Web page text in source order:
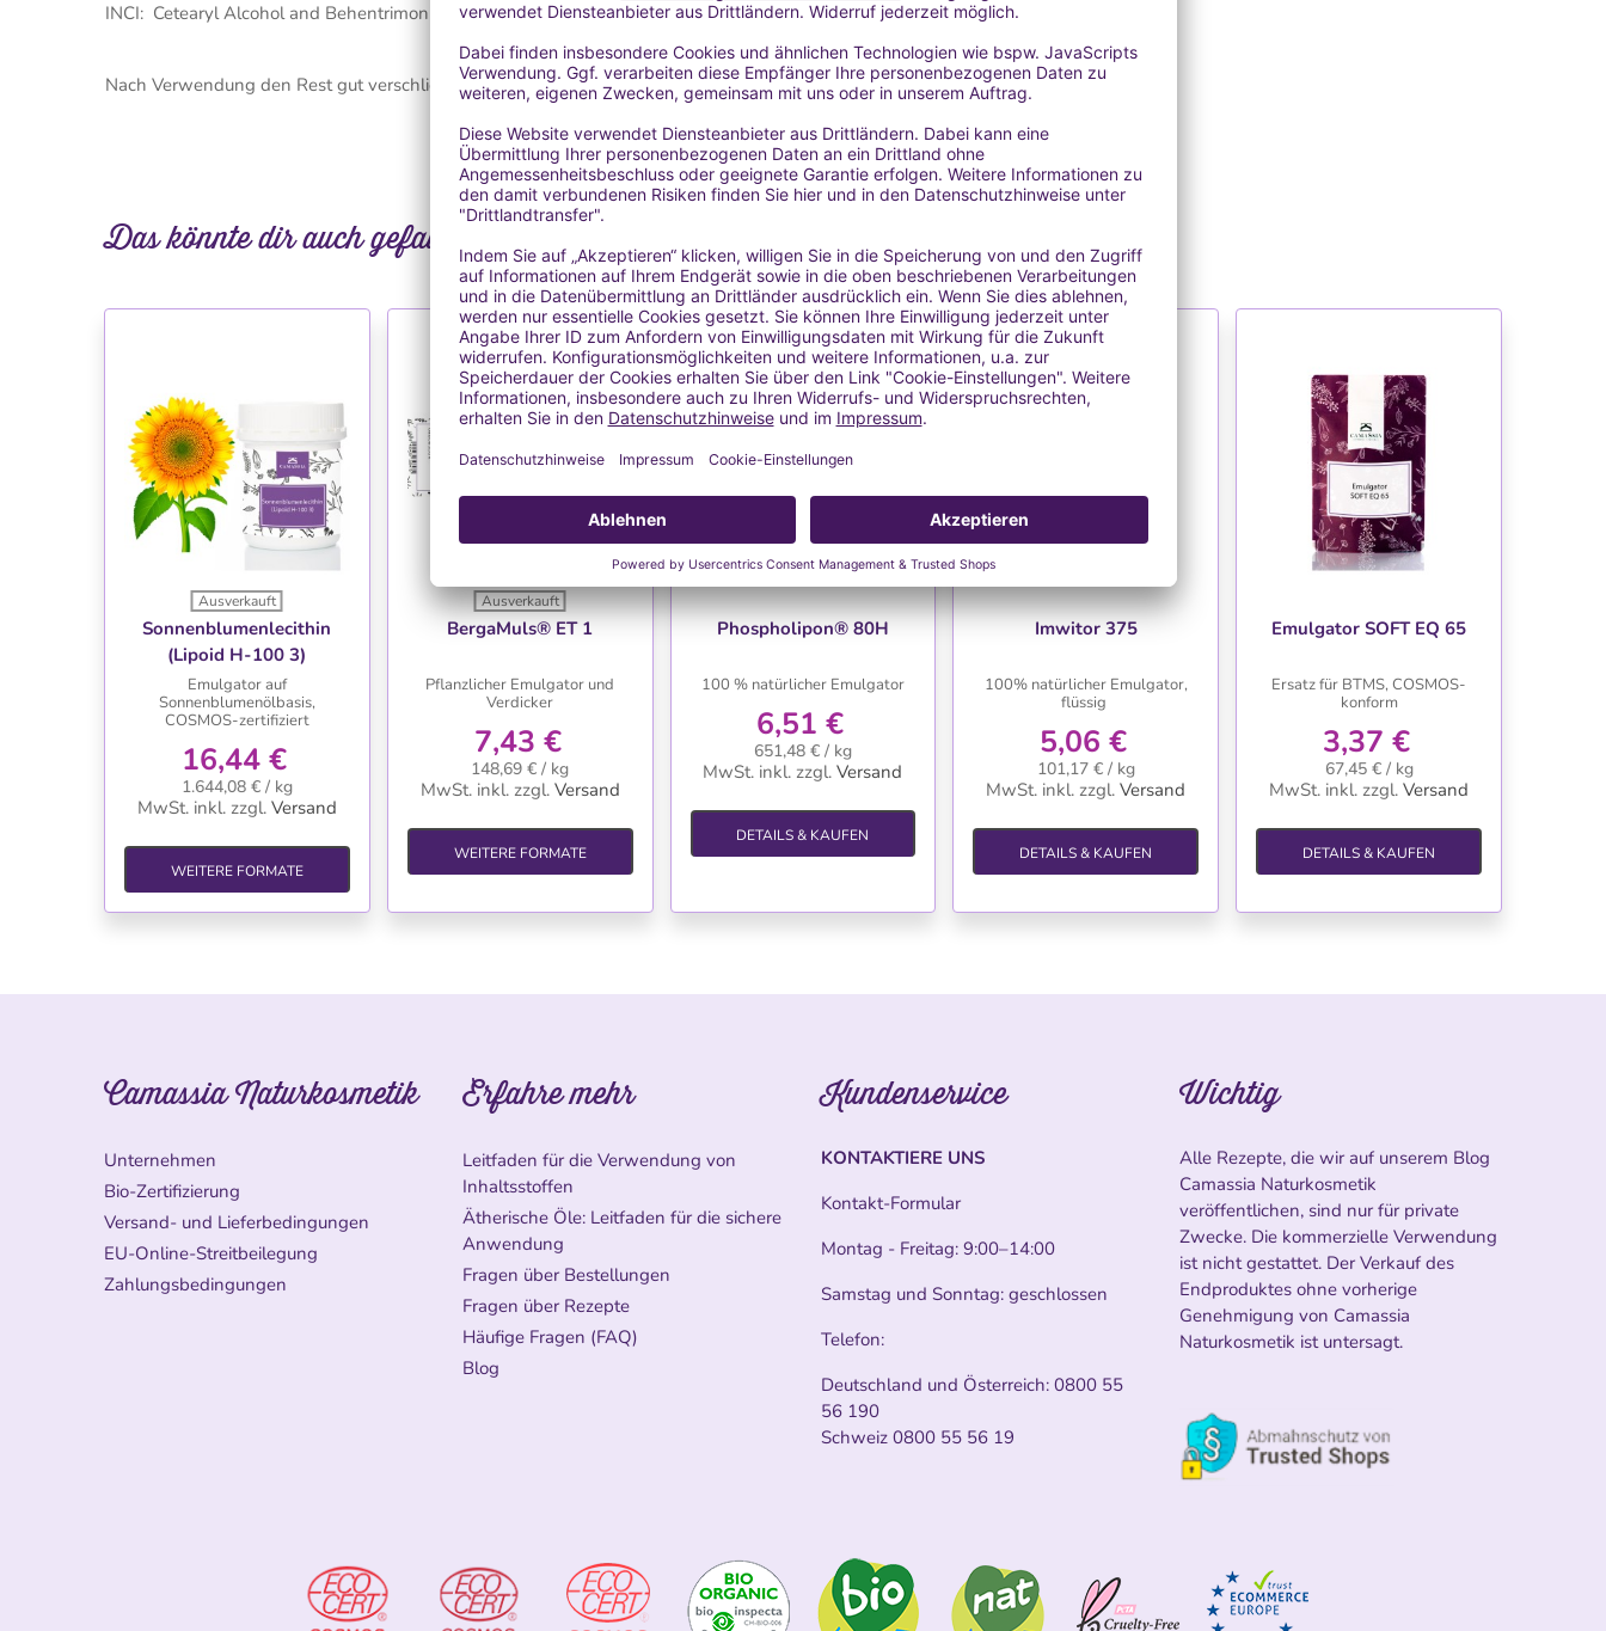
INCI: Cetearyl Alcohol and Behentrimonium Methosulfate
Nach Verwendung den Rest gut verschließen und an einem trockenen, dunklen Ort aufbewahren.
Das könnte dir auch gefallen
WUNSCHLISTE
Ausverkauft
Sonnenblumenlecithin
(Lipoid H-100 3)
Emulgator auf
Sonnenblumenölbasis,
COSMOS-zertifiziert
16,44 €
1.644,08 € / kg
MwSt. inkl. zzgl. Versand
WEITERE FORMATE
WUNSCHLISTE
Ausverkauft
BergaMuls® ET 1
Pflanzlicher Emulgator und
Verdicker
7,43 €
148,69 € / kg
MwSt. inkl. zzgl. Versand
WEITERE FORMATE
WUNSCHLISTE
Phospholipon® 80H
100 % natürlicher Emulgator
6,51 €
651,48 € / kg
MwSt. inkl. zzgl. Versand
DETAILS & KAUFEN
WUNSCHLISTE
Imwitor 375
100% natürlicher Emulgator,
flüssig
5,06 €
101,17 € / kg
MwSt. inkl. zzgl. Versand
DETAILS & KAUFEN
Emulgator SOFT EQ 65
Ersatz für BTMS, COSMOS-
konform
3,37 €
67,45 € / kg
MwSt. inkl. zzgl. Versand
DETAILS & KAUFEN
Camassia Naturkosmetik
Unternehmen
Bio-Zertifizierung
Versand- und Lieferbedingungen
EU-Online-Streitbeilegung
Zahlungsbedingungen
Erfahre mehr
Leitfaden für die Verwendung von
Inhaltsstoffen
Ätherische Öle: Leitfaden für die sichere
Anwendung
Fragen über Bestellungen
Fragen über Rezepte
Häufige Fragen (FAQ)
Blog
Kundenservice
KONTAKTIERE UNS
Kontakt-Formular
Montag - Freitag: 9:00–14:00
Samstag und Sonntag: geschlossen
Telefon:
Deutschland und Österreich: 0800 55
56 190
Schweiz 0800 55 56 19
Wichtig
Alle Rezepte, die wir auf unserem Blog
Camassia Naturkosmetik
veröffentlichen, sind nur für private
Zwecke. Die kommerzielle Verwendung
ist nicht gestattet. Der Verkauf des
Endproduktes ohne vorherige
Genehmigung von Camassia
Naturkosmetik ist untersagt.